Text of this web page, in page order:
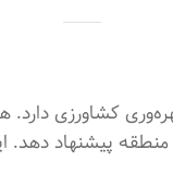
کشاورزی
منطقه پیشنهاد